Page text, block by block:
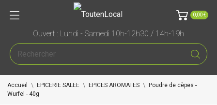
0,00 €
Ouvert : Lundi - Samedi 10h-12h30 / 14h-19h
Accueil EPICERIE SALEE EPICES AROMATES
Poudre de cèpes -
Wurfel - 40g